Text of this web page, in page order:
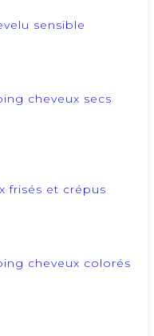
sensible
cheveux secs
frisés et crépus
cheveux colorés